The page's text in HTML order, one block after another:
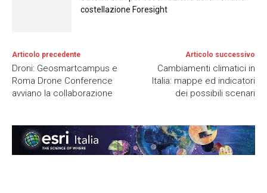
costellazione Foresight
Articolo precedente
Droni: Geosmartcampus e
Roma Drone Conference
avviano la collaborazione
Articolo successivo
Cambiamenti climatici in
Italia: mappe ed indicatori
dei possibili scenari